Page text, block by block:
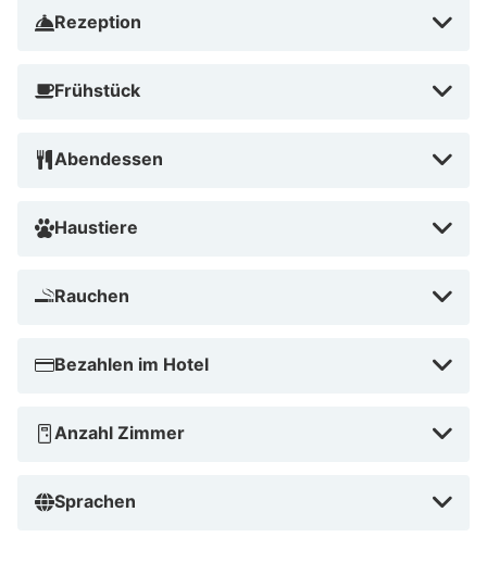
Badhotel Renesse. Entspann dich in den
ultimative Entspannung. Du kannst auch eine
im privaten Wellnessbereich vornehmen. Außerdem
buchen und zahlst 30€ pro Person für 2 Stunden. Der
einem Ingwer-Shot, Smoothie und Kräutertee.
Tipps von HotelSpecials
Badhotel Renesse buchen solltest:
Gästen
Rezeption
Frühstück
Abendessen
Haustiere
Rauchen
Bezahlen im Hotel
Anzahl Zimmer
Sprachen